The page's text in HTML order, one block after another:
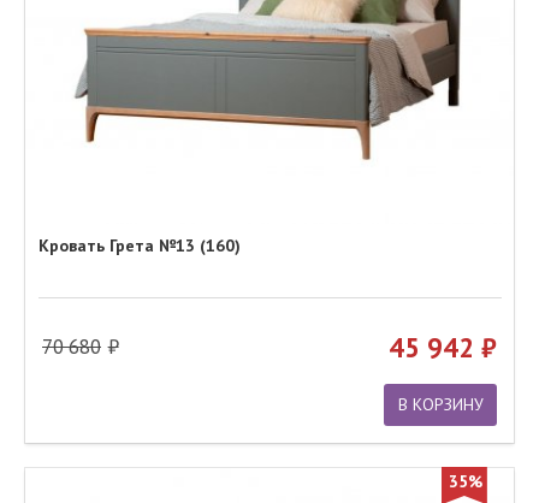
Кровать Грета №13 (160)
70 680 45 942
В КОРЗИНУ
35%